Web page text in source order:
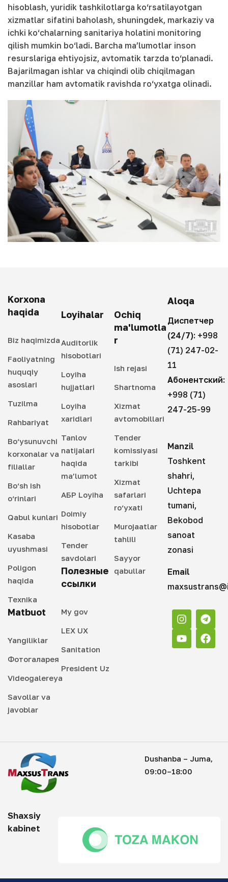
hisoblash, yuridik tashkilotlarga ko‘rsatilayotgan
xizmatlar sifatini baholash, shuningdek, markaziy va
ichki ko‘chalarning sanitariya holatini monitoring
qilish mumkin bo‘ladi. Barcha ma’lumotlar inson
resurslariga ehtiyojsiz, avtomatik tarzda to‘planadi.
Bajarilmagan ishlar va chiqindi olib chiqilmagan
manzillar ham avtomatik ravishda ro‘yxatga olinadi.
Korxona
haqida
Biz haqimizda
Faoliyatning
huquqiy
asoslari
Tuzilma
Rahbariyat
Bo‘ysunuvchi
korxonalar va
filiallar
Bo‘sh ish
o‘rinlari
Qabul kunlari
Kasaba
uyushmasi
Poligon
haqida
Texnika
Matbuot
Yangiliklar
Фотогаларея
Videogalereya
Savollar va
javoblar
Loyihalar
Auditorlik
hisobotlari
Loyiha
hujjatlari
Loyiha
xaridlari
Tanlov
natijalari
haqida
ma’lumot
АБР Loyiha
Doimiy
hisobotlar
Tender
savdolari
Полезные
ссылки
My gov
LEX UX
Sanitation
President Uz
Ochiq
ma'lumotla
r
Ish rejasi
Shartnoma
Xizmat
avtomobillari
Tender
komissiyasi
tarkibi
Xizmat
safarlari
ro‘yxati
Murojaatlar
tahlili
Sayyor
qabullar
Aloqa
Диспетчер
(24/7): +998
(71) 247-02-
11
Абонентский:
+998 (71)
247-25-99
Manzil
Toshkent
shahri,
Uchtepa
tumani,
Bekobod
sanoat
zonasi
Email
Dushanba – Juma,
09:00–18:00
Shaxsiy
kabinet